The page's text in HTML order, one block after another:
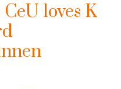
loves K